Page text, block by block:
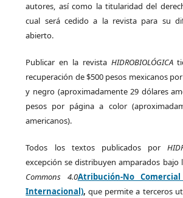
autores, así como la titularidad del
cual será cedido a la revista para su
abierto.
Publicar en la revista HIDROBIOLÓGICA
recuperación de $500 pesos mexicanos
y negro (aproximadamente 29 dólares
pesos por página a color
americanos).
Todos los textos publicados por
excepción se distribuyen amparados bajo
Commons 4.0Atribución-No Comercial
Internacional),que permite a terceros